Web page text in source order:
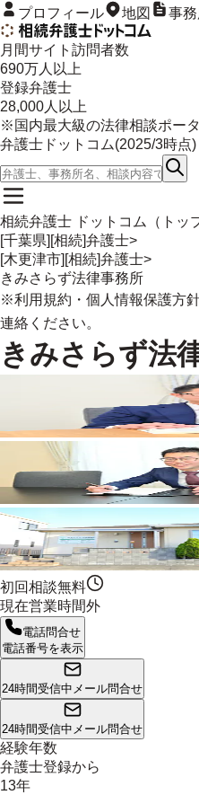
プロフィール 地図 事
月間サイト訪問者数
690万人以上
登録弁護士
28,000人以上
※国内最大級の法律相談ポー
弁護士ドットコム(2025/3時点)
相続弁護士 ドットコム（トッ
[千葉県][相続]弁護士>
[木更津市][相続]弁護士>
きみさらず法律事務所
※利用規約 ・ 個人情報保護方
連絡ください。
きみさらず法
初回相談無料
現在営業時間外
電話問合せ
電話番号を表示
24時間受信中 メール問合せ
24時間受信中 メール問合せ
経験年数
弁護士登録から
13年